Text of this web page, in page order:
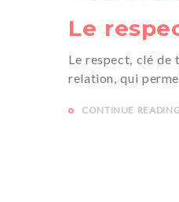
Le
Le respect, clé de
relation, qui
CONTINUE